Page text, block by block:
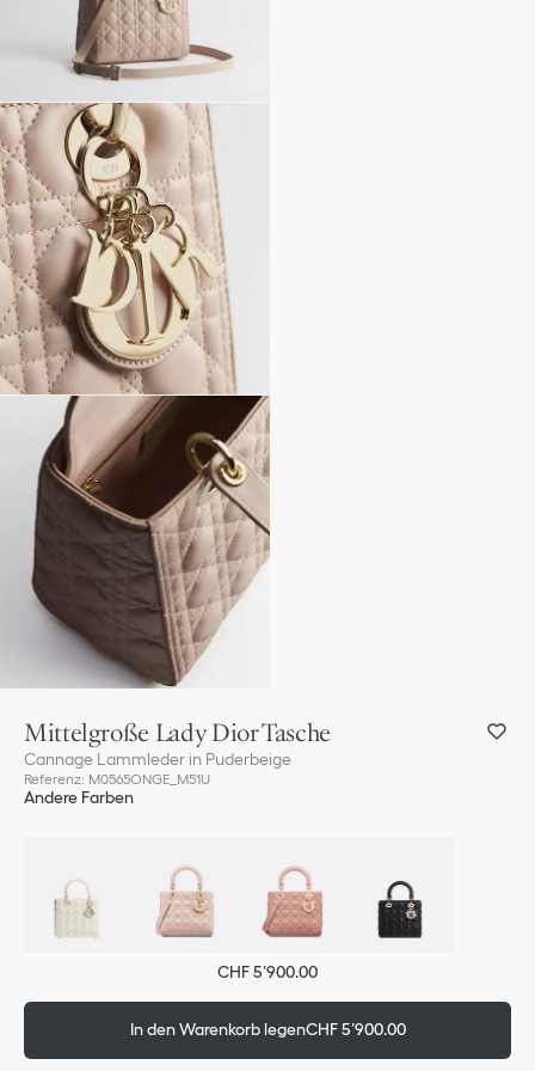
Mittelgroße Lady Dior Tasche
Cannage Lammleder in Puderbeige
Referenz: M0565ONGE_M51U
Andere Farben
CHF 5’900.00
In den Warenkorb legenCHF 5’900.00